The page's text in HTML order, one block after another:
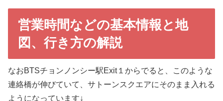
営業時間などの基本情報と地
図、行き方の解説
なおBTSチョンノンシー駅Exit１からでると、このような
連絡橋が伸びていて、サトーンスクエアにそのまま入れる
ようになっています↓